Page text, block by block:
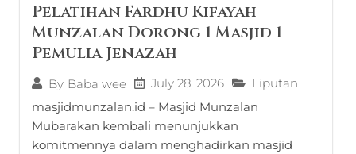
Pelatihan Fardhu Kifayah
Munzalan Dorong 1 Masjid 1
Pemulia Jenazah
By Baba wee July 28, 2026
Liputan
masjidmunzalan.id – Masjid Munzalan
Mubarakan kembali menunjukkan
komitmennya dalam menghadirkan masjid